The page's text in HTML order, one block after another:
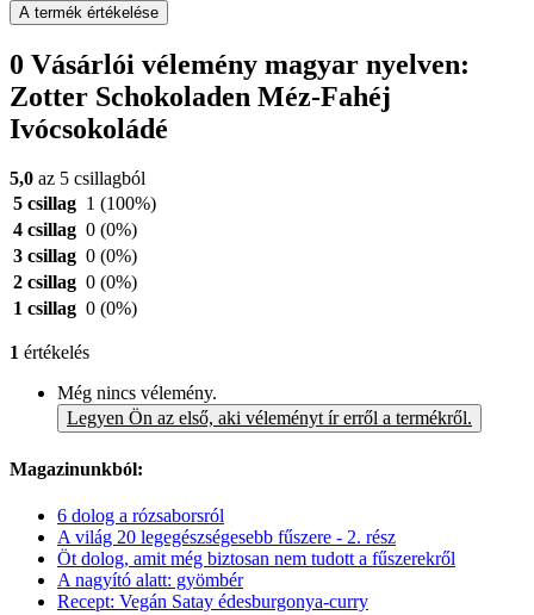
A termék értékelése
0 Vásárlói vélemény magyar nyelven:
Zotter Schokoladen Méz-Fahéj
Ivócsokoládé
5,0 az 5 csillagból
5 csillag 1 (100%)
4 csillag 0 (0%)
3 csillag 0 (0%)
2 csillag 0 (0%)
1 csillag 0 (0%)
1 értékelés
Még nincs vélemény.
Legyen Ön az első, aki véleményt ír erről a termékről.
Magazinunkból:
6 dolog a rózsaborsról
A világ 20 legegészségesebb fűszere - 2. rész
Öt dolog, amit még biztosan nem tudott a fűszerekről
A nagyító alatt: gyömbér
Recept: Vegán Satay édesburgonya-curry